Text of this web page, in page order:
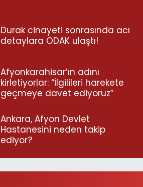
Durak cinayeti sonrasında acı
detaylara ODAK ulaştı!
Afyonkarahisar’ın adını
kirletiyorlar: “İlgilileri harekete
geçmeye davet ediyoruz”
Ankara, Afyon Devlet
Hastanesini neden takip
ediyor?